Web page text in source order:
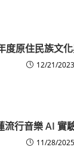
度原住民族文
12/21/2023
流行音樂 AI 實
11/28/2025